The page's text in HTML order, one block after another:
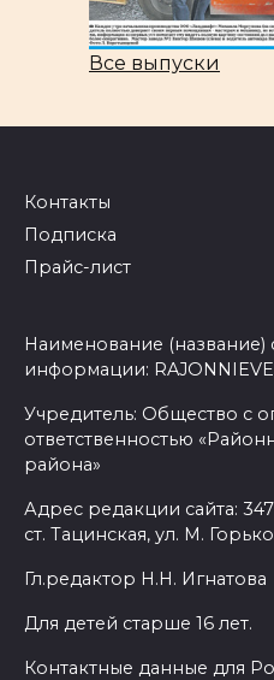
Все выпуски
Контакты
Подписка
Прайс-лист
Наименование (название)
информации:
Учредитель: Общество с
ответственностью
района»
Адрес редакции сайта:
ст. Тацинская, ул. М.
Гл.редактор Н.Н. Игнатова
Для детей старше 16 лет.
Контактные данные для